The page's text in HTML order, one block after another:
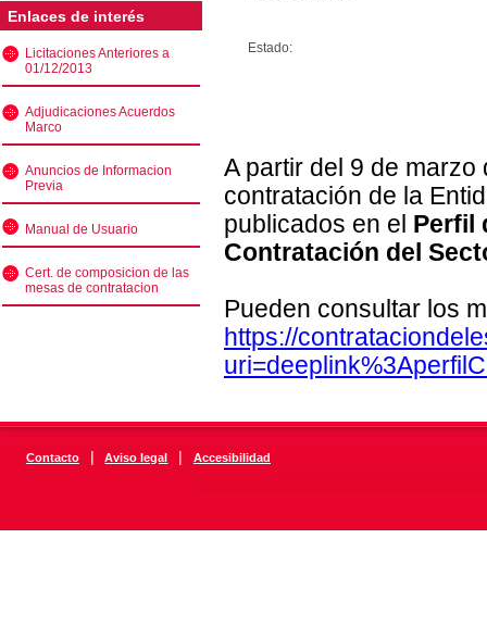
Enlaces de interés
Licitaciones Anteriores a
01/12/2013
Adjudicaciones Acuerdos
Marco
Anuncios de Informacion
Previa
Manual de Usuario
Cert. de composicion de las
mesas de contratacion
Estado:
A partir del 9 de
contratación de la
publicados en el Perfil
Contratación del
Pueden consultar los
https://
Contacto | Aviso legal | Accesibilidad